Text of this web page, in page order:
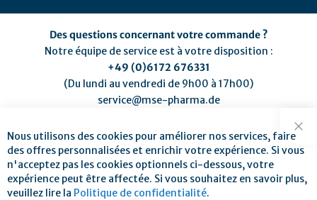
Des questions concernant votre commande ?
Notre équipe de service est à votre disposition :
+49 (0)6172 676331
(Du lundi au vendredi de 9h00 à 17h00)
service@mse-pharma.de
Livraison gratuite pour les commandes de plus de 25 €
Nous utilisons des cookies pour améliorer nos services, faire
des offres personnalisées et enrichir votre expérience. Si vous
n'acceptez pas les cookies optionnels ci-dessous, votre
expérience peut être affectée. Si vous souhaitez en savoir plus,
veuillez lire la Politique de confidentialité.